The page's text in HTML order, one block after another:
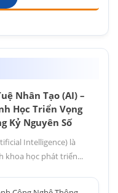
Nhân Tạo (AI) –
Học Triển Vọng
Kỷ Nguyên Số
Intelligence) là
khoa học phát triển...